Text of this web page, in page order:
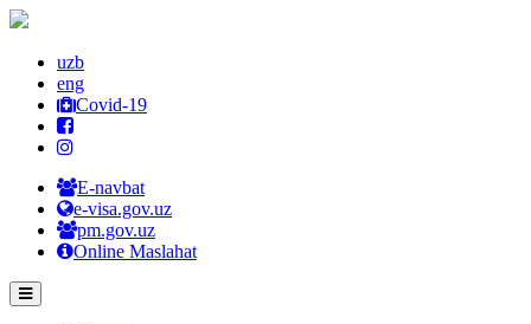
uzb
eng
Covid-19
E-navbat
e-visa.gov.uz
pm.gov.uz
Online Maslahat